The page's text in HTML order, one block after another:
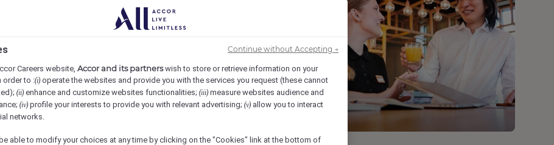
Convention, Roissy-en-France, France
NUIT
Careers website, Accor and its partnerswish to store or retrieve information on your
order to :(i) operate the websites and provide you with the services you request (these cannot
(ii) enhance and customize websites functionalities; (iii) measure websites audience and
(iv) profile your interests to provide you with relevant advertising; (v) allow you to interact
networks.
able to modify your choices at any time by clicking on the "Cookies" link at the bottom of
Continue without Accepting →